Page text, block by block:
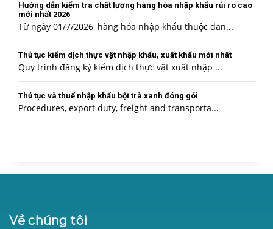
Hướng dẫn kiểm tra chất lượng hàng hóa nhập khẩu rủi ro cao
mới nhất 2026
Từ ngày 01/7/2026, hàng hóa nhập khẩu thuộc dan...
Thủ tục kiểm dịch thực vật nhập khẩu, xuất khẩu mới nhất
Quy trình đăng ký kiểm dịch thực vật xuất nhập ...
Thủ tục và thuế nhập khẩu bột trà xanh đóng gói
Procedures, export duty, freight and transporta...
Về chúng tôi